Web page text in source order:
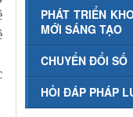
PHÁT TRIỂN
MỚI SÁNG TẠO
CHUYỂN ĐỔI SỐ
HỎI ĐÁP PHÁP